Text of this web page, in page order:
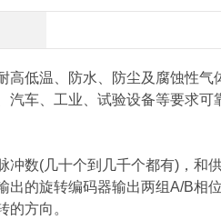
高低温、防水、防尘及腐蚀性气
汽车、工业、试验设备等要求可
数(几十个到几千个都有)，和
出的旋转编码器输出两组A/B相
方向。